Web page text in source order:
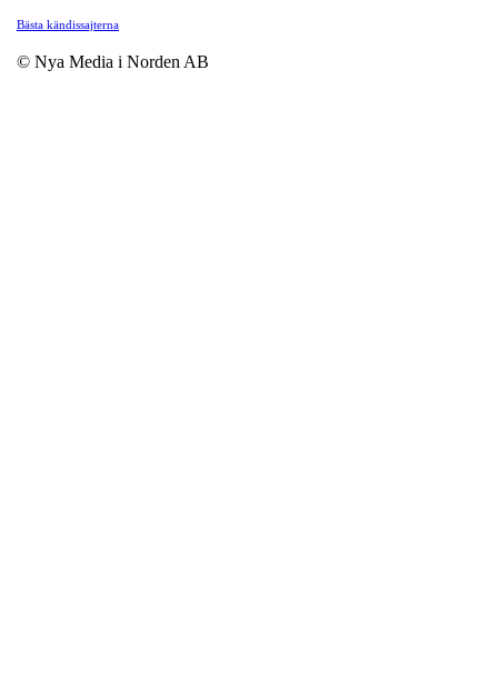
Bästa kändissajterna
© Nya Media i Norden AB